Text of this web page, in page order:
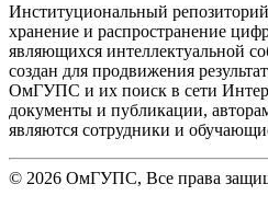
Институциональный
хранение и распространение
являющихся интеллектуальной
создан для продвижения
ОмГУПС и их поиск в сети
документы и публикации,
являются сотрудники и
© 2026 ОмГУПС, Все права